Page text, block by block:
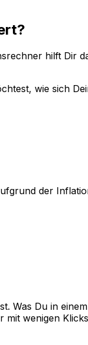
hilft Dir
wie sich
der
Was Du in
wenigen